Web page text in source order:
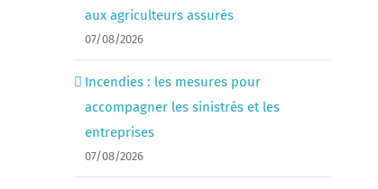
aux agriculteurs assurés
07/08/2026
Incendies : les mesures pour
accompagner les sinistrés et les
entreprises
07/08/2026